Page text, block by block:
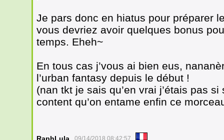
Je pars donc en hiatus pour préparer
vous devriez avoir quelques bonus
temps. Eheh~
En tous cas j’vous ai bien eus,
l’urban fantasy depuis le début !
(nan tkt je sais qu’en vrai j’étais pas
content qu’on entame enfin ce
09/14/2018 08:42:57